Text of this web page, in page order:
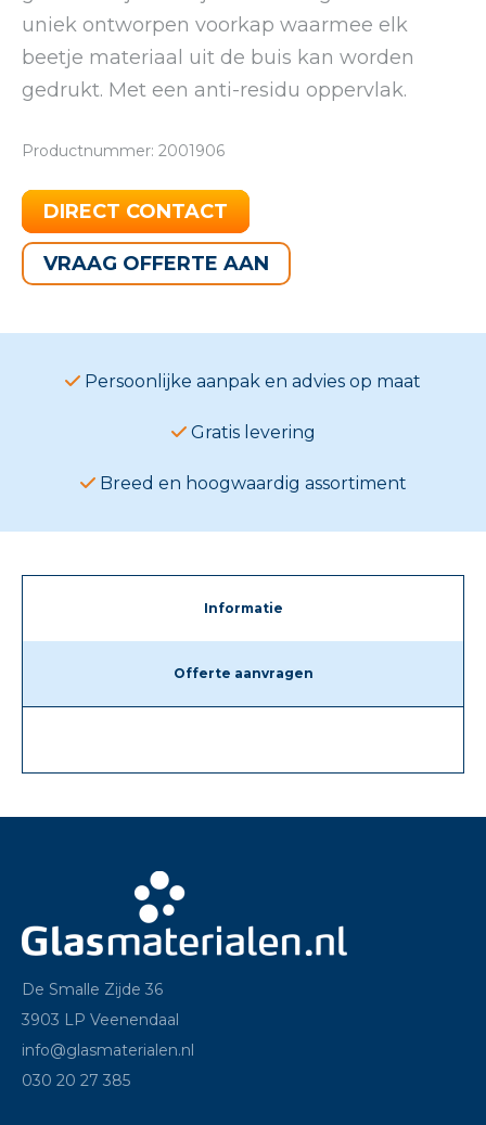
uniek ontworpen voorkap waarmee elk
beetje materiaal uit de buis kan worden
gedrukt. Met een anti-residu oppervlak.
Productnummer: 2001906
DIRECT CONTACT
VRAAG OFFERTE AAN
Persoonlijke aanpak en advies op maat
Gratis levering
Breed en hoogwaardig assortiment
Informatie
Offerte aanvragen
De Smalle Zijde 36
3903 LP Veenendaal
info@glasmaterialen.nl
030 20 27 385